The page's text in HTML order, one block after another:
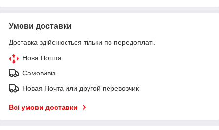
Умови доставки
Доставка здійснюється тільки по передоплаті.
Нова Пошта
Самовивіз
Новая Почта или другой перевозчик
Всі умови доставки